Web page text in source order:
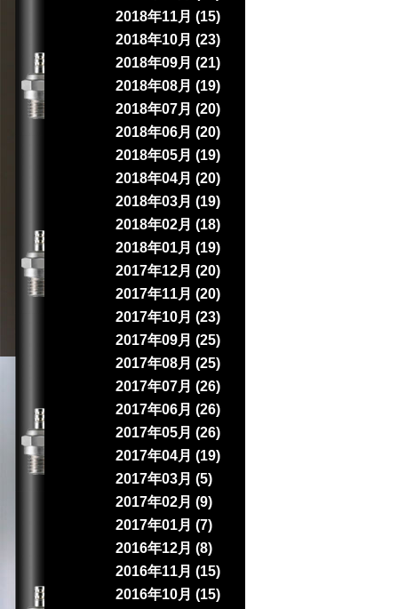
2018年11月 (15)
2018年10月 (23)
2018年09月 (21)
2018年08月 (19)
2018年07月 (20)
2018年06月 (20)
2018年05月 (19)
2018年04月 (20)
2018年03月 (19)
2018年02月 (18)
2018年01月 (19)
2017年12月 (20)
2017年11月 (20)
2017年10月 (23)
2017年09月 (25)
2017年08月 (25)
2017年07月 (26)
2017年06月 (26)
2017年05月 (26)
2017年04月 (19)
2017年03月 (5)
2017年02月 (9)
2017年01月 (7)
2016年12月 (8)
2016年11月 (15)
2016年10月 (15)